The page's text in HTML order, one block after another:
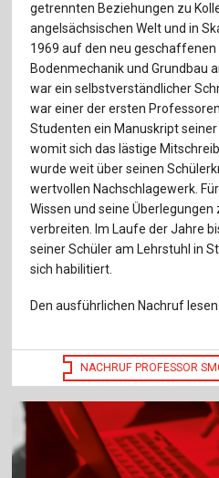
getrennten Beziehungen zu
angelsächsischen Welt und in
1969 auf den neu
Bodenmechanik und Grundbau
war ein selbstverständlicher
war einer der ersten
Studenten ein Manuskript
womit sich das lästige
wurde weit über seinen
wertvollen Nachschlagewerk.
Wissen und seine
verbreiten. Im Laufe der Jahre
seiner Schüler am Lehrstuhl in
sich habilitiert.
Den ausführlichen Nachruf
NACHRUF PROFESSOR